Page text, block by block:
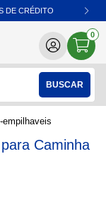
BUSCAR
0
DE CRÉDITO
empilhaveis
Caminha